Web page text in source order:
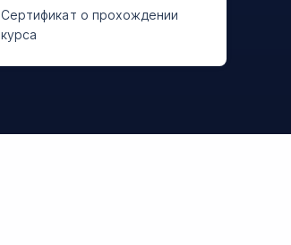
Сертификат о прохождении
курса